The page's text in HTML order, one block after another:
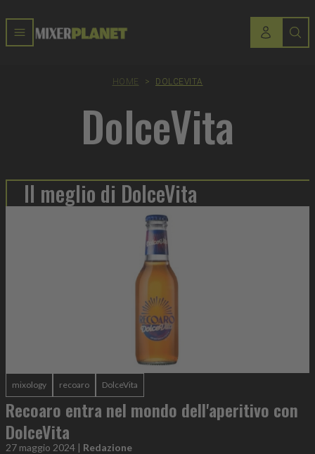
HOME > DOLCEVITA
DolceVita
Il meglio di DolceVita
mixology recoaro DolceVita
Recoaro entra nel mondo dell'aperitivo con
DolceVita
27 maggio 2024 | Redazione